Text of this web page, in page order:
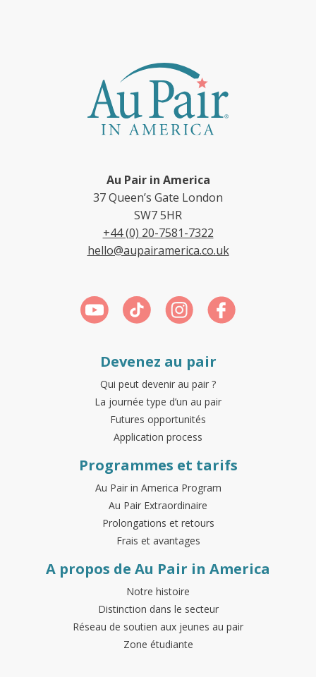
Au Pair in America
37 Queen’s Gate London
SW7 5HR
+44 (0) 20-7581-7322
hello@aupairamerica.co.uk
Devenez au pair
Qui peut devenir au pair ?
La journée type d’un au pair
Futures opportunités
Application process
Programmes et tarifs
Au Pair in America Program
Au Pair Extraordinaire
Prolongations et retours
Frais et avantages
A propos de Au Pair in America
Notre histoire
Distinction dans le secteur
Réseau de soutien aux jeunes au pair
Zone étudiante